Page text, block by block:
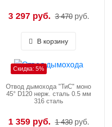
3 297 руб. 3 470 руб.
В корзину
Скидка: 5%
Отвод дымохода "ТиС" моно
45° D120 нерж. сталь 0.5 мм
316 сталь
1 359 руб. 1 430 руб.